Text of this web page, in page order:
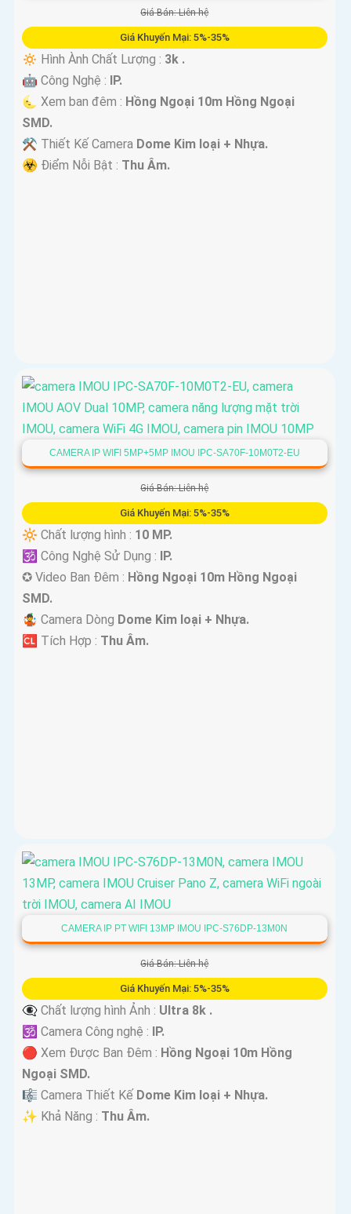
Giá Bán: Liên hệ
Giá Khuyến Mại: 5%-35%
🔅 Hình Ành Chất Lượng : 3k .
🤖️ Công Nghệ : IP.
🌜 Xem ban đêm : Hồng Ngoại 10m Hồng Ngoại
SMD.
⚒ Thiết Kế Camera Dome Kim loại + Nhựa.
️☣️ Điểm Nỗi Bật : Thu Âm.
CAMERA IP WIFI 5MP+5MP IMOU IPC-SA70F-10M0T2-EU
Giá Bán: Liên hệ
Giá Khuyến Mại: 5%-35%
🔆 Chất lượng hình : 10 MP.
🕉️ Công Nghệ Sử Dụng : IP.
✪ Video Ban Đêm : Hồng Ngoại 10m Hồng Ngoại
SMD.
🤹 Camera Dòng Dome Kim loại + Nhựa.
️🆑 Tích Hợp : Thu Âm.
CAMERA IP PT WIFI 13MP IMOU IPC-S76DP-13M0N
Giá Bán: Liên hệ
Giá Khuyến Mại: 5%-35%
👁️‍🗨 Chất lượng hình Ảnh : Ultra 8k .
🕉️ Camera Công nghệ : IP.
🔴 Xem Được Ban Đêm : Hồng Ngoại 10m Hồng
Ngoại SMD.
🎼️ Camera Thiết Kế Dome Kim loại + Nhựa.
️✨ Khả Năng : Thu Âm.